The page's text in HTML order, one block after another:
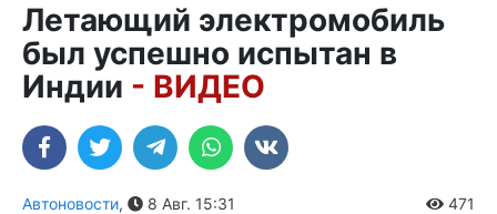
Летающий электромобиль
был успешно испытан в
Индии - ВИДЕО
Автоновости, 8 Авг. 15:31 471